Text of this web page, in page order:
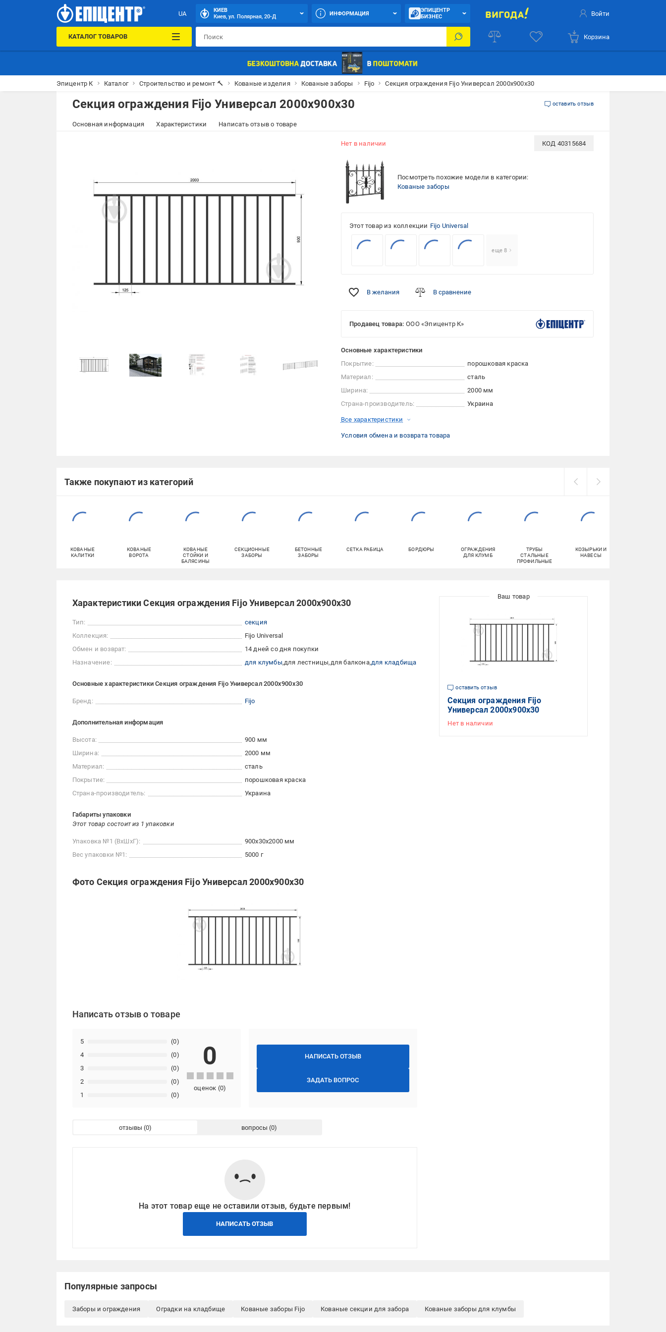
UA
КИЕВ
Киев, ул. Полярная, 20-Д
ИНФОРМАЦИЯ
ЭПИЦЕНТР
БИЗНЕС
Войти
КАТАЛОГ ТОВАРОВ Корзина
Эпицентр К Каталог Строительство и ремонт 🔨 Кованые изделия Кованые заборы Fijo Секция ограждения Fijo Универсал 2000х900х30
Секция ограждения Fijo Универсал 2000х900х30 оставить отзыв
Основная информация Характеристики Написать отзыв о товаре
Нет в наличии КОД 40315684
Посмотреть похожие модели в категории:
Кованые заборы
Этот товар из коллекции Fijo Universal
еще 8
В желания В сравнение
Продавец товара: ООО «Эпицентр К»
Основные характеристики
Покрытие:
порошковая краска
Материал:
сталь
Ширина:
2000 мм
Страна-производитель:
Украина
Все характеристики
Условия обмена и возврата товара
Также покупают из категорий
КОВАНЫЕ
КАЛИТКИ
КОВАНЫЕ
ВОРОТА
КОВАНЫЕ
СТОЙКИ И
БАЛЯСИНЫ
СЕКЦИОННЫЕ
ЗАБОРЫ
БЕТОННЫЕ
ЗАБОРЫ
СЕТКА РАБИЦА БОРДЮРЫ
ОГРАЖДЕНИЯ
ДЛЯ КЛУМБ
ТРУБЫ
СТАЛЬНЫЕ
ПРОФИЛЬНЫЕ
КОЗЫРЬКИ И
НАВЕСЫ
Характеристики Секция ограждения Fijo Универсал 2000х900х30
Тип:
секция
Коллекция:
Fijo Universal
Обмен и возврат:
14 дней со дня покупки
Назначение:
для клумбы для лестницы для балкона для кладбища
Основные характеристики Секция ограждения Fijo Универсал 2000х900х30
Бренд: Fijo
Дополнительная информация
Высота:
900 мм
Ширина:
2000 мм
Материал:
сталь
Покрытие:
порошковая краска
Страна-производитель:
Украина
Габариты упаковки
Этот товар состоит из 1 упаковки
Упаковка №1 (ВхШхГ):
900x30x2000 мм
Вес упаковки №1:
5000 г
Фото Секция ограждения Fijo Универсал 2000х900х30
Написать отзыв о товаре
НАПИСАТЬ ОТЗЫВ
ЗАДАТЬ ВОПРОС
1 (0)
2 (0)
3 (0)
4 (0)
5 (0)
0
оценок (0)
отзывы вопросы
На этот товар еще не оставили отзыв, будьте первым!
НАПИСАТЬ ОТЗЫВ
оставить отзыв
Секция ограждения Fijo
Универсал 2000х900х30
Нет в наличии
Популярные запросы
Заборы и ограждения Оградки на кладбище Кованые заборы Fijo Кованые секции для забора Кованые заборы для клумбы